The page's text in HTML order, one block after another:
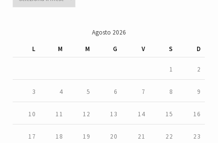
Agosto 2026
L
M M G V S D
1 2
3 4 5 6 7 8 9
10 11 12 13 14 15 16
17 18 19 20 21 22 23